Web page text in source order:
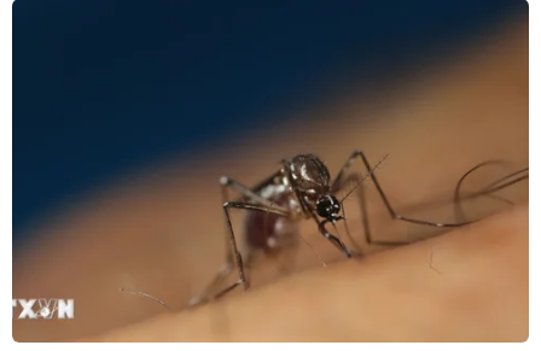
Trải qua hơn 1 năm ứng phó và kiểm soát thành công
đại dịch COVID-19, Việt Nam rút ra 9 bài học kinh
nghiệm để có thể thực hiện thắng lợi mục tiêu kép: vừa
phòng chống dịch bệnh vừa phát triển KT-XH.